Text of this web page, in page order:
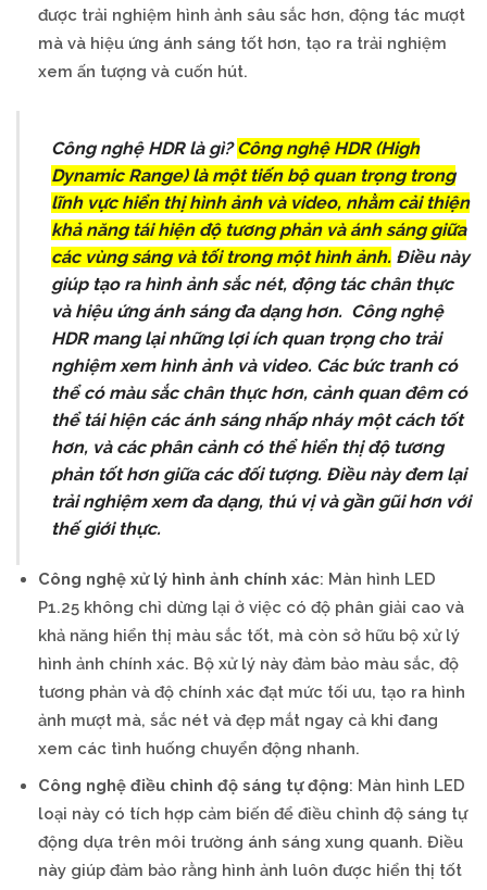
được trải nghiệm hình ảnh sâu sắc hơn, động tác mượt
mà và hiệu ứng ánh sáng tốt hơn, tạo ra trải nghiệm
xem ấn tượng và cuốn hút.
Công nghệ HDR là gì? Công nghệ HDR (High
Dynamic Range) là một tiến bộ quan trọng trong
lĩnh vực hiển thị hình ảnh và video, nhằm cải thiện
khả năng tái hiện độ tương phản và ánh sáng giữa
các vùng sáng và tối trong một hình ảnh. Điều này
giúp tạo ra hình ảnh sắc nét, động tác chân thực
và hiệu ứng ánh sáng đa dạng hơn. Công nghệ
HDR mang lại những lợi ích quan trọng cho trải
nghiệm xem hình ảnh và video. Các bức tranh có
thể có màu sắc chân thực hơn, cảnh quan đêm có
thể tái hiện các ánh sáng nhấp nháy một cách tốt
hơn, và các phân cảnh có thể hiển thị độ tương
phản tốt hơn giữa các đối tượng. Điều này đem lại
trải nghiệm xem đa dạng, thú vị và gần gũi hơn với
thế giới thực.
Công nghệ xử lý hình ảnh chính xác: Màn hình LED
P1.25 không chỉ dừng lại ở việc có độ phân giải cao và
khả năng hiển thị màu sắc tốt, mà còn sở hữu bộ xử lý
hình ảnh chính xác. Bộ xử lý này đảm bảo màu sắc, độ
tương phản và độ chính xác đạt mức tối ưu, tạo ra hình
ảnh mượt mà, sắc nét và đẹp mắt ngay cả khi đang
xem các tình huống chuyển động nhanh.
Công nghệ điều chỉnh độ sáng tự động: Màn hình LED
loại này có tích hợp cảm biến để điều chỉnh độ sáng tự
động dựa trên môi trường ánh sáng xung quanh. Điều
này giúp đảm bảo rằng hình ảnh luôn được hiển thị tốt